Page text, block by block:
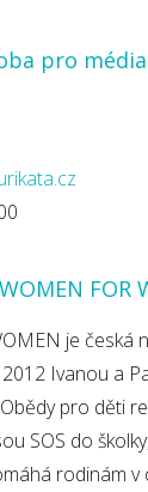
pro média
FOR
je česká
Ivanou a
pro děti
SOS do
rodinám v